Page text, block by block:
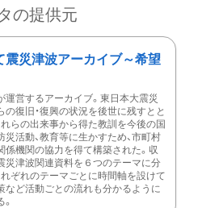
の提供元
震災津波アーカイブ～希望
運営するアーカイブ。東日本大震災
の復旧・復興の状況を後世に残すとと
れらの出来事から得た教訓を今後の国
災活動、教育等に生かすため、市町村
係機関の協力を得て構築された。収
災津波関連資料を６つのテーマに分
れぞれのテーマごとに時間軸を設けて
など活動ごとの流れも分かるように